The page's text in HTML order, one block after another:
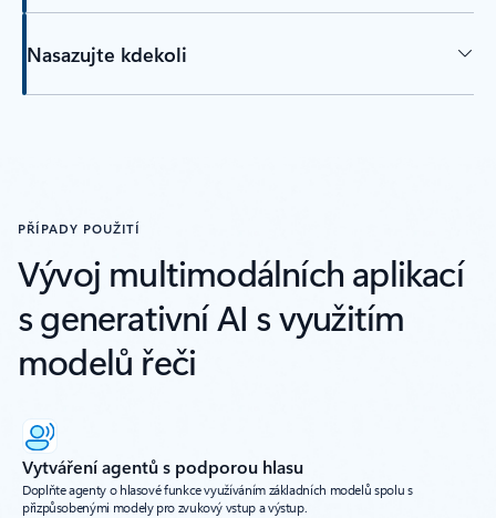
Nasazujte kdekoli
PŘÍPADY POUŽITÍ
Vývoj multimodálních aplikací
s generativní AI s využitím
modelů řeči
Vytváření agentů s podporou hlasu
Doplňte agenty o hlasové funkce využíváním základních modelů spolu s
přizpůsobenými modely pro zvukový vstup a výstup.